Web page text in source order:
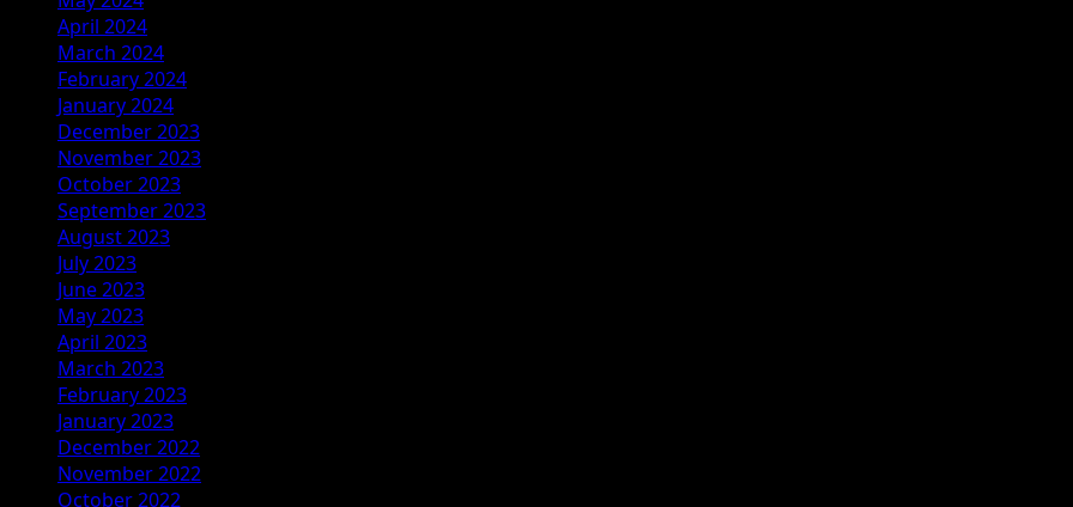
April 2024
March 2024
February 2024
January 2024
December 2023
November 2023
October 2023
September 2023
August 2023
July 2023
June 2023
May 2023
April 2023
March 2023
February 2023
January 2023
December 2022
November 2022
October 2022